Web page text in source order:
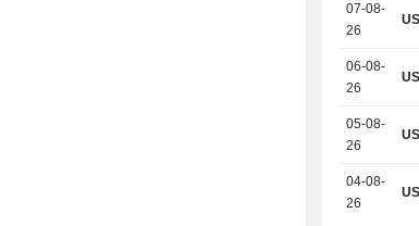
07-08-
26
06-08-
26
05-08-
26
04-08-
26